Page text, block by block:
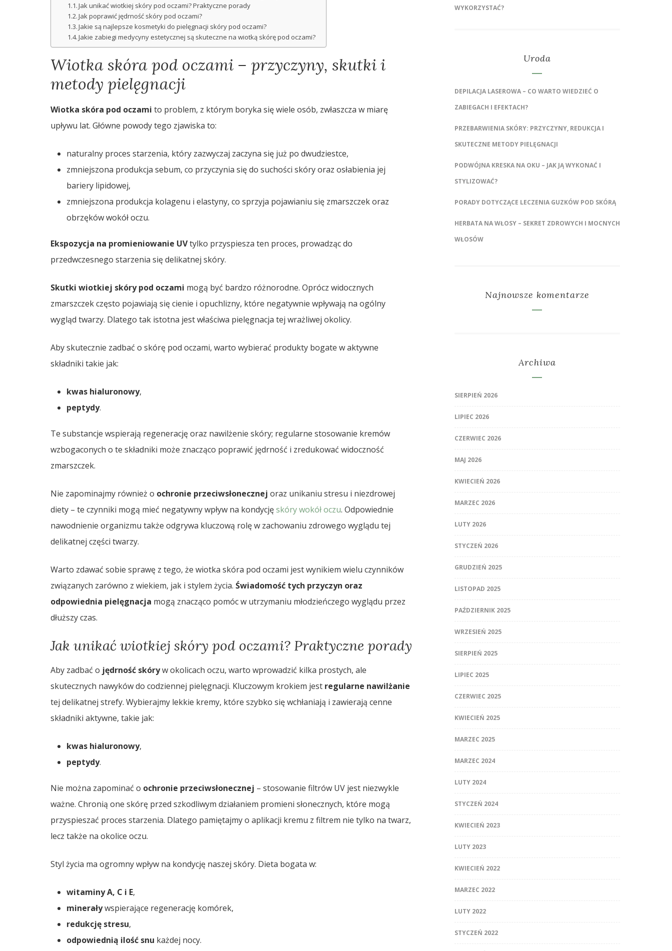
Jak unikać wiotkiej skóry pod oczami? Praktyczne porady
Jak poprawić jędrność skóry pod oczami?
Jakie są najlepsze kosmetyki do pielęgnacji skóry pod oczami?
Jakie zabiegi medycyny estetycznej są skuteczne na wiotką skórę pod oczami?
Wiotka skóra pod oczami – przyczyny, skutki i
metody pielęgnacji
Wiotka skóra pod oczami to problem, z którym boryka się wiele osób, zwłaszcza w miarę
upływu lat. Główne powody tego zjawiska to:
naturalny proces starzenia, który zazwyczaj zaczyna się już po dwudziestce,
zmniejszona produkcja sebum, co przyczynia się do suchości skóry oraz osłabienia jej
bariery lipidowej,
zmniejszona produkcja kolagenu i elastyny, co sprzyja pojawianiu się zmarszczek oraz
obrzęków wokół oczu.
Ekspozycja na promieniowanie UVtylko przyspiesza ten proces, prowadząc do
przedwczesnego starzenia się delikatnej skóry.
Skutki wiotkiej skóry pod oczami mogą być bardzo różnorodne. Oprócz widocznych
zmarszczek często pojawiają się cienie i opuchlizny, które negatywnie wpływają na ogólny
wygląd twarzy. Dlatego tak istotna jest właściwa pielęgnacja tej wrażliwej okolicy.
Aby skutecznie zadbać o skórę pod oczami, warto wybierać produkty bogate w aktywne
składniki takie jak:
kwas hialuronowy,
peptydy.
Te substancje wspierają regenerację oraz nawilżenie skóry; regularne stosowanie kremów
wzbogaconych o te składniki może znacząco poprawić jędrność i zredukować widoczność
zmarszczek.
Nie zapominajmy również o ochronie przeciwsłonecznej oraz unikaniu stresu i niezdrowej
diety – te czynniki mogą mieć negatywny wpływ na kondycjęskóry wokół oczu. Odpowiednie
nawodnienie organizmu także odgrywa kluczową rolę w zachowaniu zdrowego wyglądu tej
delikatnej części twarzy.
Warto zdawać sobie sprawę z tego, że wiotka skóra pod oczami jest wynikiem wielu czynników
związanych zarówno z wiekiem, jak i stylem życia. Świadomość tych przyczyn oraz
odpowiednia pielęgnacja mogą znacząco pomóc w utrzymaniu młodzieńczego wyglądu przez
dłuższy czas.
Jak unikać wiotkiej skóry pod oczami? Praktyczne porady
Aby zadbać o jędrność skóryw okolicach oczu, warto wprowadzić kilka prostych, ale
skutecznych nawyków do codziennej pielęgnacji. Kluczowym krokiem jest regularne nawilżanie
tej delikatnej strefy. Wybierajmy lekkie kremy, które szybko się wchłaniają i zawierają cenne
składniki aktywne, takie jak:
kwas hialuronowy,
peptydy.
Nie można zapominać o ochronie przeciwsłonecznej – stosowanie filtrów UV jest niezwykle
ważne. Chronią one skórę przed szkodliwym działaniem promieni słonecznych, które mogą
przyspieszać proces starzenia. Dlatego pamiętajmy o aplikacji kremu z filtrem nie tylko na twarz,
lecz także na okolice oczu.
Styl życia ma ogromny wpływ na kondycję naszej skóry. Dieta bogata w:
witaminy A, C i E,
mineraływspierające regenerację komórek,
redukcję stresu,
odpowiednią ilość snu każdej nocy.
WYKORZYSTAĆ?
Uroda
DEPILACJA LASEROWA – CO WARTO WIEDZIEĆ O
ZABIEGACH I EFEKTACH?
PRZEBARWIENIA SKÓRY: PRZYCZYNY, REDUKCJA I
SKUTECZNE METODY PIELĘGNACJI
PODWÓJNA KRESKA NA OKU – JAK JĄ WYKONAĆ I
STYLIZOWAĆ?
PORADY DOTYCZĄCE LECZENIA GUZKÓW POD SKÓRĄ
HERBATA NA WŁOSY – SEKRET ZDROWYCH I MOCNYCH
WŁOSÓW
Najnowsze komentarze
Archiwa
SIERPIEŃ 2026
LIPIEC 2026
CZERWIEC 2026
MAJ 2026
KWIECIEŃ 2026
MARZEC 2026
LUTY 2026
STYCZEŃ 2026
GRUDZIEŃ 2025
LISTOPAD 2025
PAŹDZIERNIK 2025
WRZESIEŃ 2025
SIERPIEŃ 2025
LIPIEC 2025
CZERWIEC 2025
KWIECIEŃ 2025
MARZEC 2025
MARZEC 2024
LUTY 2024
STYCZEŃ 2024
KWIECIEŃ 2023
LUTY 2023
KWIECIEŃ 2022
MARZEC 2022
LUTY 2022
STYCZEŃ 2022